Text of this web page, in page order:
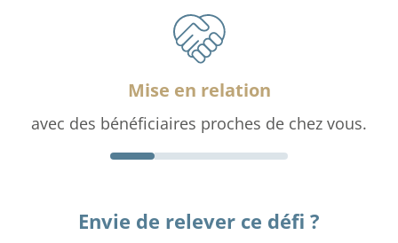
Mise en relation
avec des bénéficiaires proches de chez vous.
Envie de relever ce défi ?